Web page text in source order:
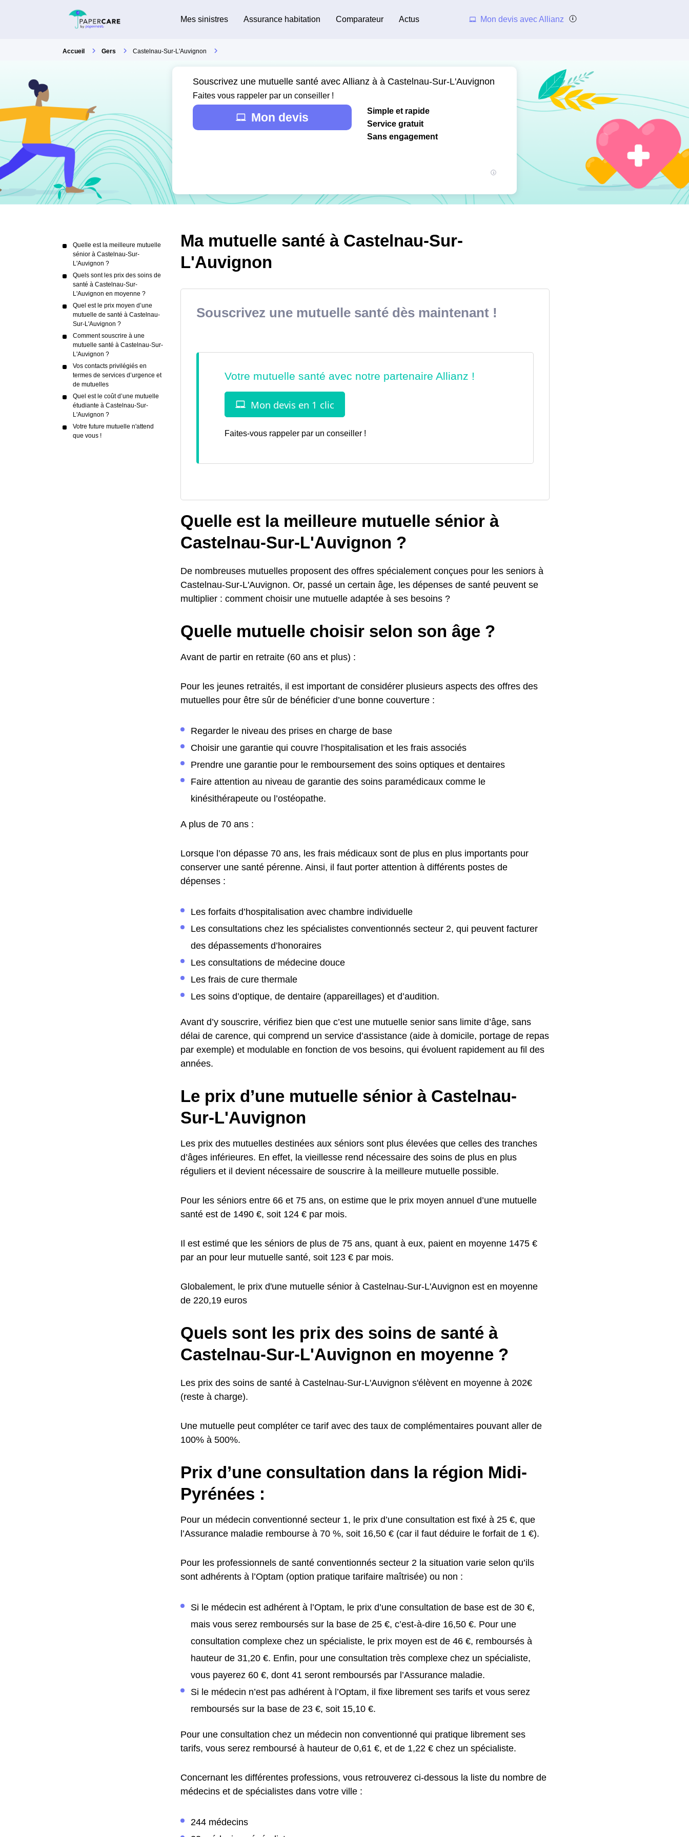
Mes sinistres Assurance habitation Comparateur Actus Mon devis avec Allianz
Accueil Gers Castelnau-Sur-L'Auvignon
Souscrivez une mutuelle santé avec Allianz à à Castelnau-Sur-L'Auvignon
Faites vous rappeler par un conseiller !
Mon devis
Simple et rapide
Service gratuit
Sans engagement
Quelle est la meilleure mutuelle
sénior à Castelnau-Sur-
L'Auvignon ?
Quels sont les prix des soins de
santé à Castelnau-Sur-
L'Auvignon en moyenne ?
Quel est le prix moyen d’une
mutuelle de santé à Castelnau-
Sur-L'Auvignon ?
Comment souscrire à une
mutuelle santé à Castelnau-Sur-
L'Auvignon ?
Vos contacts privilégiés en
termes de services d’urgence et
de mutuelles
Quel est le coût d’une mutuelle
étudiante à Castelnau-Sur-
L'Auvignon ?
Votre future mutuelle n'attend
que vous !
Ma mutuelle santé à Castelnau-Sur-
L'Auvignon
Souscrivez une mutuelle santé dès maintenant !
Faites-vous rappeler par un conseiller !
Quelle est la meilleure mutuelle sénior à
Castelnau-Sur-L'Auvignon ?
De nombreuses mutuelles proposent des offres spécialement conçues pour les seniors à
Castelnau-Sur-L'Auvignon. Or, passé un certain âge, les dépenses de santé peuvent se
multiplier : comment choisir une mutuelle adaptée à ses besoins ?
Quelle mutuelle choisir selon son âge ?
Avant de partir en retraite (60 ans et plus) :
Pour les jeunes retraités, il est important de considérer plusieurs aspects des offres des
mutuelles pour être sûr de bénéficier d’une bonne couverture :
Regarder le niveau des prises en charge de base
Choisir une garantie qui couvre l’hospitalisation et les frais associés
Prendre une garantie pour le remboursement des soins optiques et dentaires
Faire attention au niveau de garantie des soins paramédicaux comme le
kinésithérapeute ou l’ostéopathe.
A plus de 70 ans :
Lorsque l’on dépasse 70 ans, les frais médicaux sont de plus en plus importants pour
conserver une santé pérenne. Ainsi, il faut porter attention à différents postes de
dépenses :
Les forfaits d’hospitalisation avec chambre individuelle
Les consultations chez les spécialistes conventionnés secteur 2, qui peuvent facturer
des dépassements d’honoraires
Les consultations de médecine douce
Les frais de cure thermale
Les soins d’optique, de dentaire (appareillages) et d’audition.
Avant d’y souscrire, vérifiez bien que c’est une mutuelle senior sans limite d’âge, sans
délai de carence, qui comprend un service d’assistance (aide à domicile, portage de repas
par exemple) et modulable en fonction de vos besoins, qui évoluent rapidement au fil des
années.
Le prix d’une mutuelle sénior à Castelnau-
Sur-L'Auvignon
Les prix des mutuelles destinées aux séniors sont plus élevées que celles des tranches
d’âges inférieures. En effet, la vieillesse rend nécessaire des soins de plus en plus
réguliers et il devient nécessaire de souscrire à la meilleure mutuelle possible.
Pour les séniors entre 66 et 75 ans, on estime que le prix moyen annuel d’une mutuelle
santé est de 1490 €, soit 124 € par mois.
Il est estimé que les séniors de plus de 75 ans, quant à eux, paient en moyenne 1475 €
par an pour leur mutuelle santé, soit 123 € par mois.
Globalement, le prix d'une mutuelle sénior à Castelnau-Sur-L'Auvignon est en moyenne
de 220,19 euros
Quels sont les prix des soins de santé à
Castelnau-Sur-L'Auvignon en moyenne ?
Les prix des soins de santé à Castelnau-Sur-L'Auvignon s'élèvent en moyenne à 202€
(reste à charge).
Une mutuelle peut compléter ce tarif avec des taux de complémentaires pouvant aller de
100% à 500%.
Prix d’une consultation dans la région Midi-
Pyrénées :
Pour un médecin conventionné secteur 1, le prix d’une consultation est fixé à 25 €, que
l’Assurance maladie rembourse à 70 %, soit 16,50 € (car il faut déduire le forfait de 1 €).
Pour les professionnels de santé conventionnés secteur 2 la situation varie selon qu’ils
sont adhérents à l’Optam (option pratique tarifaire maîtrisée) ou non :
Si le médecin est adhérent à l’Optam, le prix d’une consultation de base est de 30 €,
mais vous serez remboursés sur la base de 25 €, c’est-à-dire 16,50 €. Pour une
consultation complexe chez un spécialiste, le prix moyen est de 46 €, remboursés à
hauteur de 31,20 €. Enfin, pour une consultation très complexe chez un spécialiste,
vous payerez 60 €, dont 41 seront remboursés par l’Assurance maladie.
Si le médecin n’est pas adhérent à l’Optam, il fixe librement ses tarifs et vous serez
remboursés sur la base de 23 €, soit 15,10 €.
Pour une consultation chez un médecin non conventionné qui pratique librement ses
tarifs, vous serez remboursé à hauteur de 0,61 €, et de 1,22 € chez un spécialiste.
Concernant les différentes professions, vous retrouverez ci-dessous la liste du nombre de
médecins et de spécialistes dans votre ville :
244 médecins